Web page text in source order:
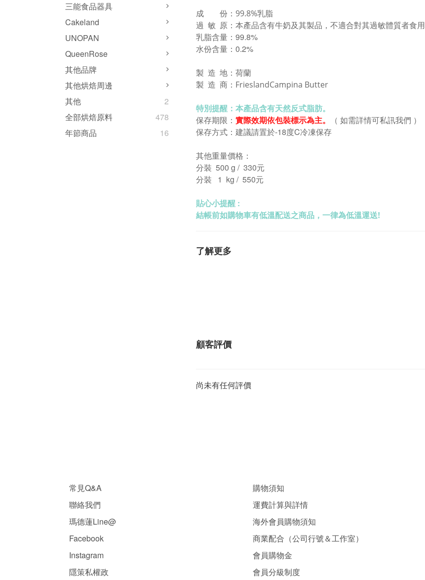
三能食品器具
Cakeland
UNOPAN
QueenRose
其他品牌
其他烘焙周邊
其他
2
全部烘焙原料
478
年節商品
16
成 份： 99.8%乳脂
過 敏 原：本產品含有牛奶及其製品，不適合對其過敏體質者食用
乳脂含量：99.8%
水份含量：0.2%
製 造 地：荷蘭
製 造 商：FrieslandCampina Butter
特別提醒：本產品含有天然反式脂肪。
保存期限： 實際效期依包裝標示為主。 （ 如需詳情可私訊我們 ）
保存方式：建議請置於-18度C冷凍保存
其他重量價格：
分裝 500 g / 330元
分裝 1 kg / 550元
貼心小提醒 :
結帳前如購物車有低溫配送之商品，一律為低溫運送!
了解更多
顧客評價
尚未有任何評價
常見Q&A
聯絡我們
瑪德蓮Line@
Facebook
Instagram
隱策私權政
購物須知
運費計算與詳情
海外會員購物須知
商業配合（公司行號＆工作室）
會員購物金
會員分級制度